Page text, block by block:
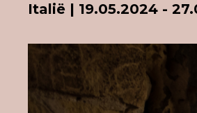
Italië | 19.05.2024 -